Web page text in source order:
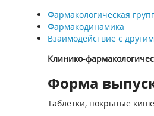
Фармакологическая
Фармакодинамика
Взаимодействие с
Клинико-
Форма
Таблетки, покрытые